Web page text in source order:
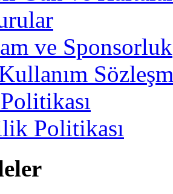
ve Sponsorluk
Politikası